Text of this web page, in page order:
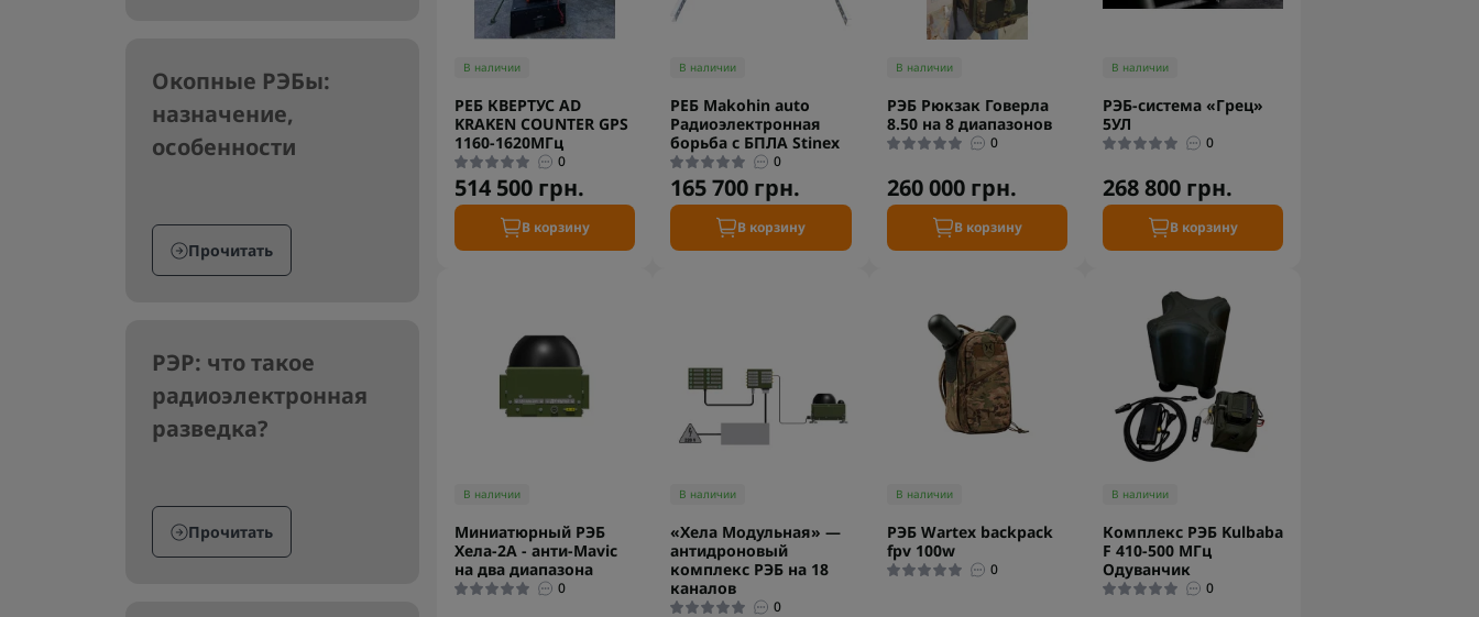
Окопные РЭБы:
назначение,
особенности
Прочитать
РЭР: что такое
радиоэлектронная
разведка?
Прочитать
В наличии
РЕБ КВЕРТУС AD
KRAKEN COUNTER GPS
1160-1620МГц
0
514 500 грн.
В корзину
В наличии
РЕБ Makohin auto
Радиоэлектронная
борьба с БПЛА Stinex
0
165 700 грн.
В корзину
В наличии
РЭБ Рюкзак Говерла
8.50 на 8 диапазонов
0
260 000 грн.
В корзину
В наличии
РЭБ-система «Грец»
5УЛ
0
268 800 грн.
В корзину
В наличии
Миниатюрный РЭБ
Хела-2А - анти-Маvic
на два диапазона
0
В наличии
«Хела Модульная» —
антидроновый
комплекс РЭБ на 18
каналов
0
В наличии
РЭБ Wartex backpack
fpv 100w
0
В наличии
Комплекс РЭБ Kulbaba
F 410-500 МГц
Одуванчик
0